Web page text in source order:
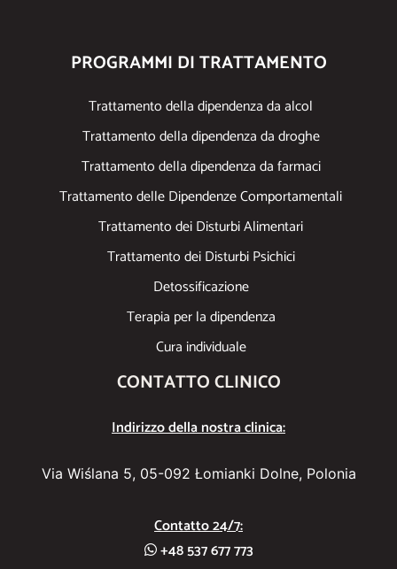
PROGRAMMI DI TRATTAMENTO
Trattamento della dipendenza da alcol
Trattamento della dipendenza da droghe
Trattamento della dipendenza da farmaci
Trattamento delle Dipendenze Comportamentali
Trattamento dei Disturbi Alimentari
Trattamento dei Disturbi Psichici
Detossificazione
Terapia per la dipendenza
Cura individuale
CONTATTO CLINICO
Indirizzo della nostra clinica:
Via Wiślana 5, 05-092 Łomianki Dolne, Polonia
Contatto 24/7:
+48 537 677 773